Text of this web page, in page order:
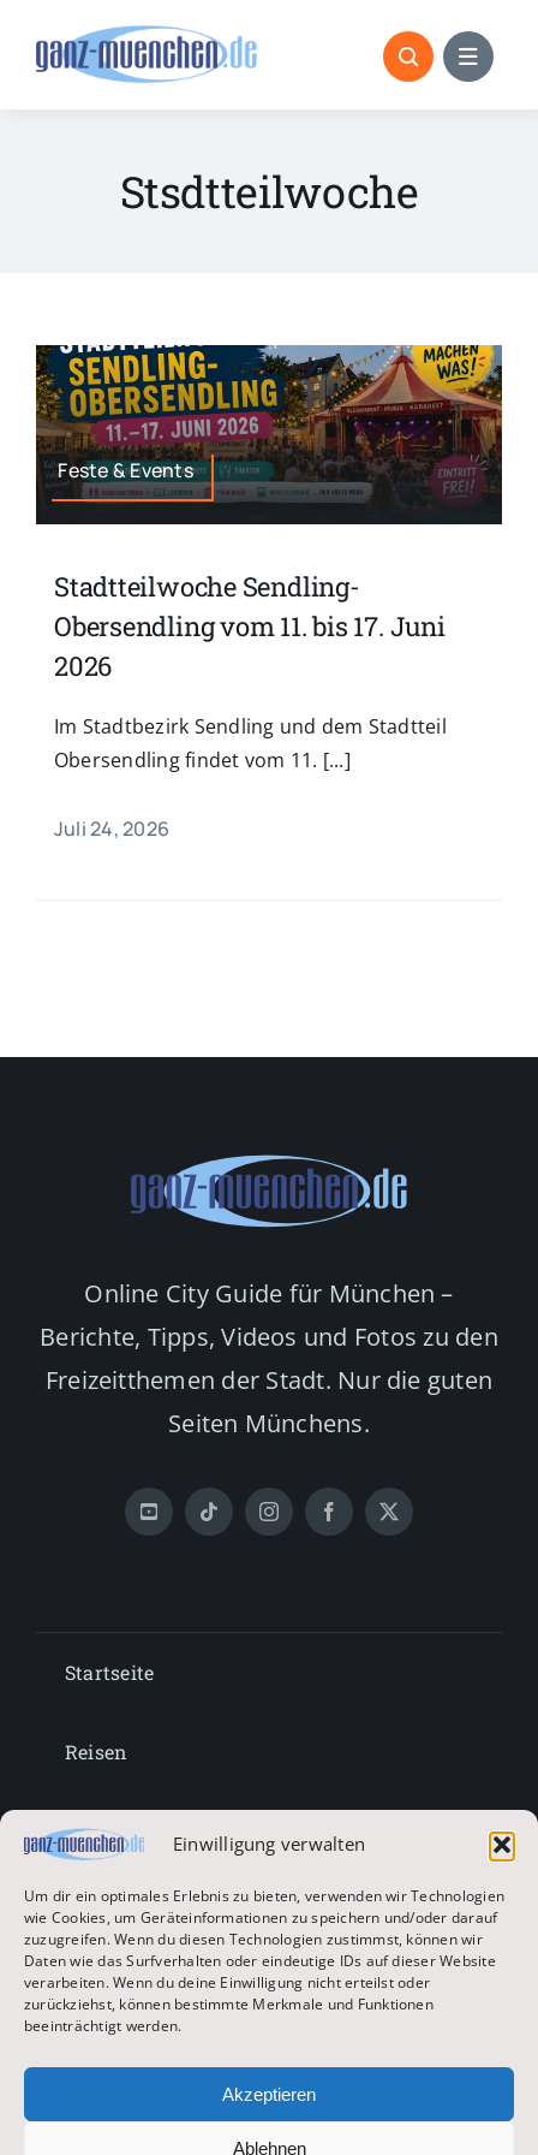
Einwilligung verwalten
Um dir ein optimales Erlebnis zu bieten, verwenden wir Technologien
wie Cookies, um Geräteinformationen zu speichern und/oder darauf
zuzugreifen. Wenn du diesen Technologien zustimmst, können wir
Daten wie das Surfverhalten oder eindeutige IDs auf dieser Website
verarbeiten. Wenn du deine Einwilligung nicht erteilst oder
zurückziehst, können bestimmte Merkmale und Funktionen
beeinträchtigt werden.
Akzeptieren
Ablehnen
Stsdtteilwoche
Feste & Events
Stadtteilwoche Sendling-
Obersendling vom 11. bis 17. Juni
2026
Im Stadtbezirk Sendling und dem Stadtteil
Obersendling findet vom 11. [...]
Juli 24, 2026
Online City Guide für München –
Berichte, Tipps, Videos und Fotos zu den
Freizeitthemen der Stadt. Nur die guten
Seiten Münchens.
Startseite
Reisen
Lifestyle
Entertainment
Oktoberfest & Volksfeste
Zur Hauptseite